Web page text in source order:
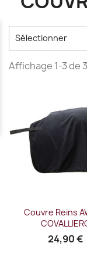
Sélectionner
Affichage 1-3 de
Couvre Reins
24,90 €